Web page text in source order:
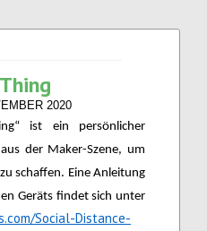
2020
ist ein persönlicher
der Maker-Szene, um
schaffen. Eine Anleitung
Geräts findet sich unter
Social-Distance-